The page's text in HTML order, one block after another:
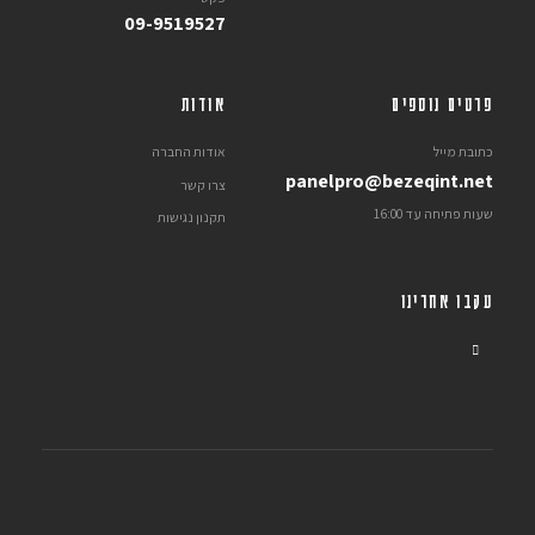
09-9519527
פרטים נוספים
כתובת מייל
panelpro@bezeqint.net
שעות פתיחה עד 16:00
אודות
אודות החברה
צרו קשר
תקנון נגישות
עקבו אחרינו